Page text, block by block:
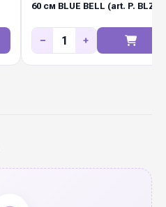
60 см BLUE BELL (art. P. BLZ)
− +